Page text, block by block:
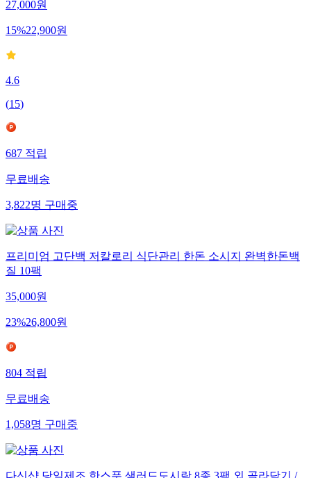
27,000원
15%22,900원
4.6
(15)
687적립
무료배송
3,822명구매중
프리미엄 고단백 저칼로리 식단관리 한돈 소시지 완벽한돈백
질 10팩
35,000원
23%26,800원
804적립
무료배송
1,058명구매중